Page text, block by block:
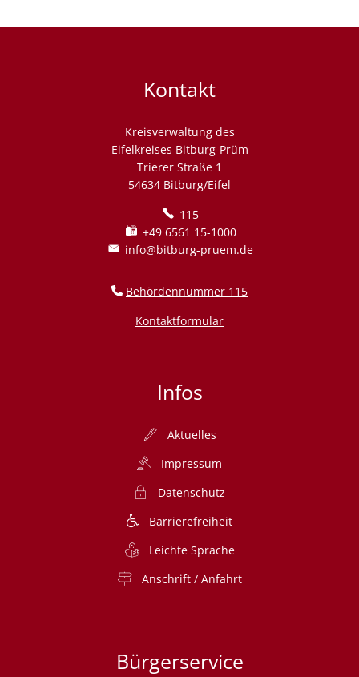
Kontakt
Kreisverwaltung des
Eifelkreises Bitburg-Prüm
Trierer Straße 1
54634 Bitburg/Eifel
115
+49 6561 15-1000
info@bitburg-pruem.de
Behördennummer 115
Kontaktformular
Infos
Aktuelles
Impressum
Datenschutz
Barrierefreiheit
Leichte Sprache
Anschrift / Anfahrt
Bürgerservice